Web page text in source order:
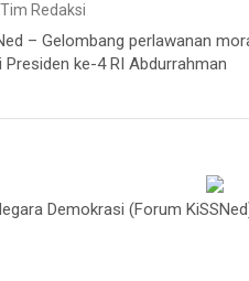
Tim Redaksi
– Gelombang perlawanan
ke-4 RI Abdurrahman
Demokrasi (Forum